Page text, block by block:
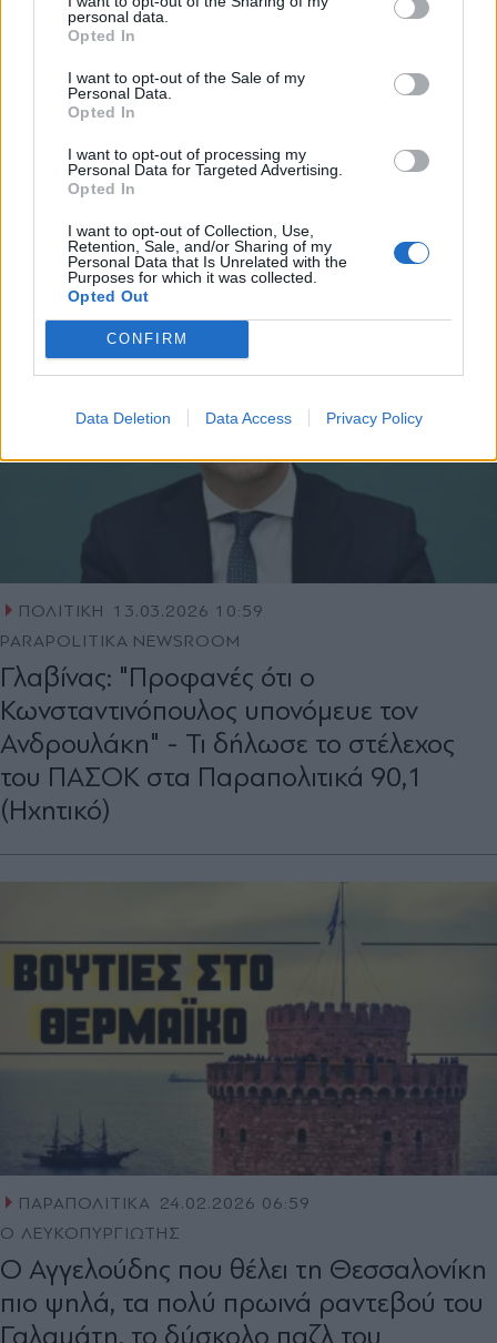
personal data.
Opted In
I want to opt-out of the Sale of my
Personal Data.
Opted In
I want to opt-out of processing my
Personal Data for Targeted Advertising.
Opted In
I want to opt-out of Collection, Use,
Retention, Sale, and/or Sharing of my
Personal Data that Is Unrelated with the
Purposes for which it was collected.
Opted Out
CONFIRM
Data Deletion Data Access Privacy Policy
ΠΟΛΙΤΙΚΗ 31.03.2026 06:15
PARAPOLITIKA NEWSROOM
Συνέδριο ΠΑΣΟΚ: Κυριαρχία
Ανδρουλάκη, νέους συσχετισμούς και
νέους "παίκτες" έβγαλε η ψηφοφορία για
την ΚΕ - Έκπληξη η ισχυροποίηση
Χριστοδουλάκη
ΠΟΛΙΤΙΚΗ
13.03.2026 10:59
PARAPOLITIKA NEWSROOM
Γλαβίνας: "Προφανές ότι ο
Κωνσταντινόπουλος υπονόμευε τον
Ανδρουλάκη" - Τι δήλωσε το στέλεχος
του ΠΑΣΟΚ στα Παραπολιτικά 90,1
(Ηχητικό)
ΠΑΡΑΠΟΛΙΤΙΚΑ 24.02.2026 06:59
Ο ΛΕΥΚΟΠΥΡΓΙΩΤΗΣ
Ο Αγγελούδης που θέλει τη Θεσσαλονίκη
πιο ψηλά, τα πολύ πρωινά ραντεβού του
Γαλαμάτη, το δύσκολο παζλ του
Αποδέχομαι τους
και την πολιτική απορρήτου
X